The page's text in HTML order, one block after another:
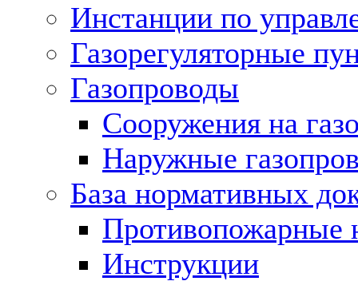
Инстанции по
Газорегуляторные
Газопроводы
Сооружения на
Наружные
База нормативных
Противопожарные
Инструкции